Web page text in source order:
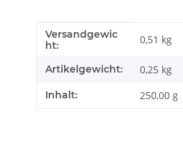
Produkteigenschaft
Wert
Versandgewic
ht:
0,51 kg
Artikelgewicht: 0,25 kg
Inhalt: 250,00 g